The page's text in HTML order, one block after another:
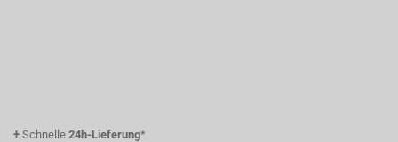
+ Schnelle 24h-Lieferung*